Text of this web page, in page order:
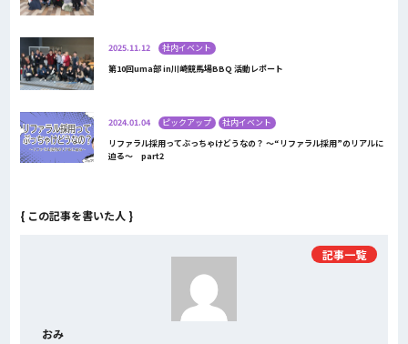
2025.11.12
社内イベント
第10回uma部 in川崎競馬場BBQ 活動レポート
2024.01.04 ピックアップ
社内イベント
リファラル採用ってぶっちゃけどうなの？ ～“リファラル採用”のリアルに
迫る～ part2
{ この記事を書いた人 }
おみ
記事一覧